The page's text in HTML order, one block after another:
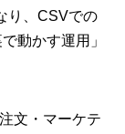
り、CSVでの
動かす運用」
文・マーケテ